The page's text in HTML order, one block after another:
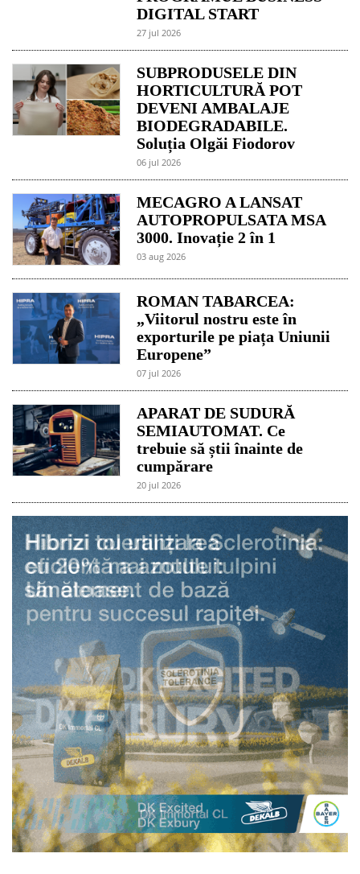
DIGITAL START
27 jul 2026
SUBPRODUSELE DIN
HORTICULTURĂ POT
DEVENI AMBALAJE
BIODEGRADABILE.
Soluția Olgăi Fiodorov
06 jul 2026
MECAGRO A LANSAT
AUTOPROPULSATA MSA
3000. Inovație 2 în 1
03 aug 2026
ROMAN TABARCEA:
„Viitorul nostru este în
exporturile pe piața Uniunii
Europene”
07 jul 2026
APARAT DE SUDURĂ
SEMIAUTOMAT. Ce
trebuie să știi înainte de
cumpărare
20 jul 2026